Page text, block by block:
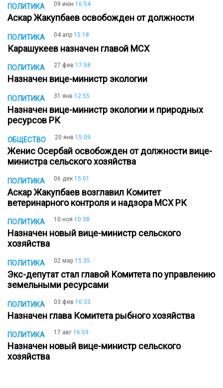
ПОЛИТИКА 09 июн 16:54
Аскар Жакупбаев освобожден от должности
ПОЛИТИКА 04 апр 15:18
Карашукеев назначен главой МСХ
ПОЛИТИКА 27 фев 17:58
Назначен вице-министр экологии
ПОЛИТИКА 31 янв 12:55
Назначен вице-министр экологии и природных
ресурсов РК
ОБЩЕСТВО 20 янв 15:09
Женис Осербай освобожден от должности вице-
министра сельского хозяйства
ПОЛИТИКА 06 дек 15:01
Аскар Жакупбаев возглавил Комитет
ветеринарного контроля и надзора МСХ РК
ПОЛИТИКА 10 ноя 10:38
Назначен новый вице-министр сельского
хозяйства
ПОЛИТИКА 02 мар 15:35
Экс-депутат стал главой Комитета по управлению
земельными ресурсами
ПОЛИТИКА 03 фев 16:33
Назначен глава Комитета рыбного хозяйства
ПОЛИТИКА 17 авг 16:59
Назначен новый вице-министр сельского
хозяйства